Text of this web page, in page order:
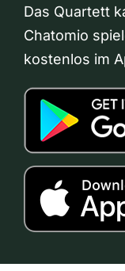
Das Quartett
Chatomio
kostenlos im